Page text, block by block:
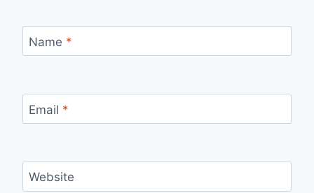
Name *
Email *
Website